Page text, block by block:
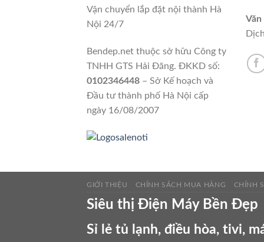
Vận chuyển lắp đặt nội thành Hà
Nội 24/7
Bendep.net thuộc sở hữu Công ty
TNHH GTS Hải Đăng. ĐKKD số:
0102346448 – Sở Kế hoạch và
Đầu tư thành phố Hà Nội cấp
ngày 16/08/2007
Văn
GIỚI THIỆU CHÍNH SÁCH MUA HÀNG CHÍNH
Siêu thị Điện Máy Bền Đẹp
Sỉ lẻ tủ lạnh, điều hòa, tivi,